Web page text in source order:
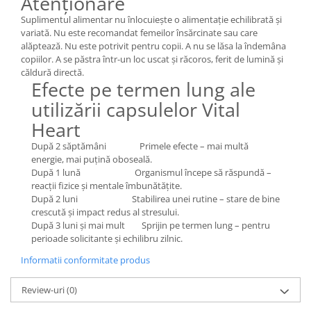
Suplimentul alimentar nu înlocuiește o alimentație echilibrată și
variată. Nu este recomandat femeilor însărcinate sau care
alăptează. Nu este potrivit pentru copii. A nu se lăsa la îndemâna
copiilor. A se păstra într-un loc uscat și răcoros, ferit de lumină și
căldură directă.
Efecte pe termen lung ale
utilizării capsulelor Vital
Heart
După 2 săptămâni Primele efecte – mai multă
energie, mai puțină oboseală.
După 1 lună Organismul începe să răspundă –
reacții fizice și mentale îmbunătățite.
După 2 luni Stabilirea unei rutine – stare de bine
crescută și impact redus al stresului.
După 3 luni și mai mult Sprijin pe termen lung – pentru
perioade solicitante și echilibru zilnic.
Informatii conformitate produs
Review-uri(0)